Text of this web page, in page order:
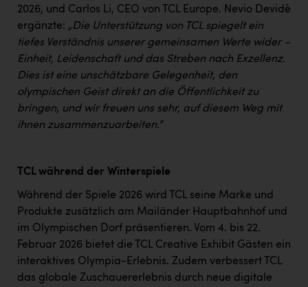
VERITAS
Vier Diamanten
Vorlagenportal
Wir besiegen Krebs
Wirtschaftskammer OÖ
z.l.ö.
Österreichisches Hebammengremium
Wirtschaftskammer OÖ Energiehandel
Dopgas
2026, und Carlos Li, CEO von TCL Europe. Nevio Devidè
ergänzte: „Die Unterstützung von TCL spiegelt ein
tiefes Verständnis unserer gemeinsamen Werte wider –
Einheit, Leidenschaft und das Streben nach Exzellenz.
Dies ist eine unschätzbare Gelegenheit, den
olympischen Geist direkt an die Öffentlichkeit zu
bringen, und wir freuen uns sehr, auf diesem Weg mit
ihnen zusammenzuarbeiten.“
TCL während der Winterspiele
Während der Spiele 2026 wird TCL seine Marke und
Produkte zusätzlich am Mailänder Hauptbahnhof und
im Olympischen Dorf präsentieren. Vom 4. bis 22.
Februar 2026 bietet die TCL Creative Exhibit Gästen ein
interaktives Olympia-Erlebnis. Zudem verbessert TCL
das globale Zuschauererlebnis durch neue digitale